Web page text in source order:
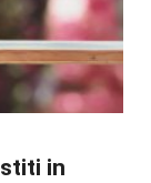
in